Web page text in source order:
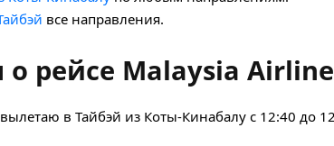
все направления.
рейсе Malaysia
в Тайбэй из Коты-Кинабалу с 12:40 до